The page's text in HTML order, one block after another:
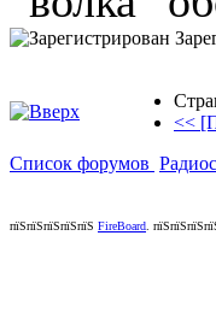
<<
Список форумов
пїЅпїЅпїЅпїЅпїЅ FireBoard